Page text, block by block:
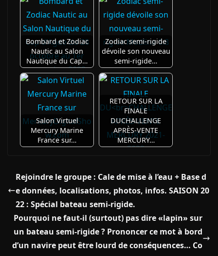
Bombard et Zodiac
Nautic au Salon
Nautique du Cap…
Zodiac semi-rigide
dévoile son nouveau
semi-rigide…
Salon Virtuel
Mercury Marine
France sur…
RETOUR SUR LA
FINALE
DUCHALLENGE
APRÈS-VENTE
MERCURY…
Rejoindre le groupe : Cale de mise à l’eau + Base d
e données, localisations, photos, infos. SAISON 20
22 : Spécial bateau semi-rigide.
Pourquoi ne faut-il (surtout) pas dire «lapin» sur
un bateau semi-rigide ? Prononcer ce mot à bord
d’un navire peut être lourd de conséquences… Co